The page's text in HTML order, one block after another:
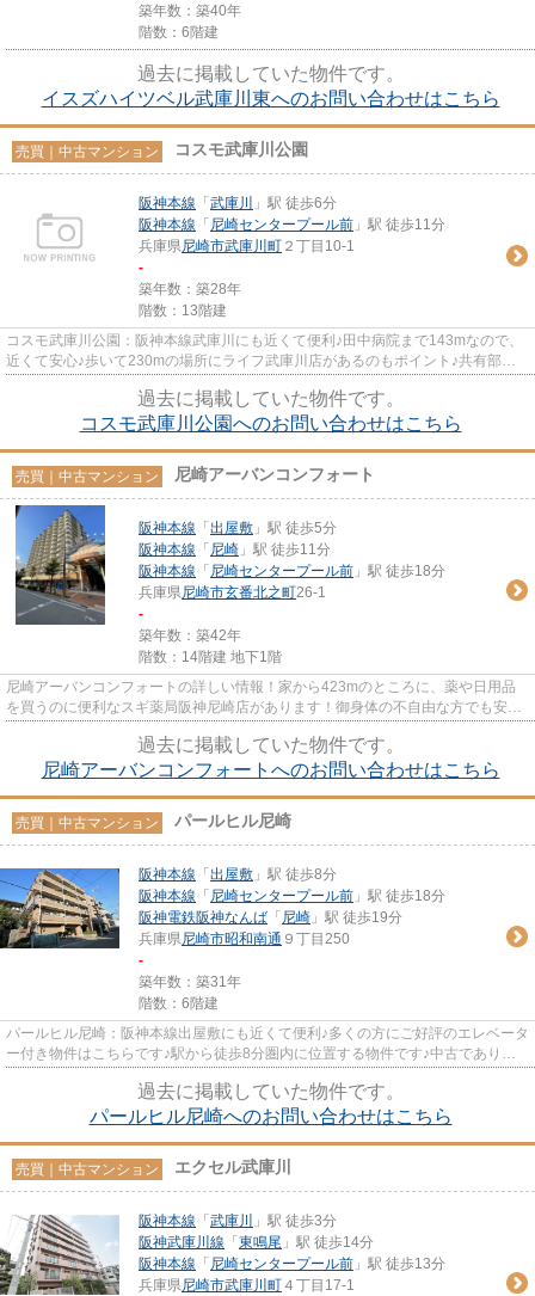
築年数：築40年
階数：6階建
過去に掲載していた物件です。
イスズハイツベル武庫川東へのお問い合わせはこちら
売買｜中古マンション コスモ武庫川公園
阪神本線 「 武庫川
」駅 徒歩6分
阪神本線 「 尼崎センタープール前 」駅 徒歩11分
兵庫県尼崎市武庫川町 ２丁目10-1
-
築年数：築28年
階数：13階建
コスモ武庫川公園：阪神本線武庫川にも近くて便利♪田中病院まで143mなので、
近くて安心♪歩いて230mの場所にライフ武庫川店があるのもポイント♪共有部分
過去に掲載していた物件です。
コスモ武庫川公園へのお問い合わせはこちら
売買｜中古マンション 尼崎アーバンコンフォート
阪神本線 「 出屋敷 」駅 徒歩5分
阪神本線 「 尼崎 」駅 徒歩11分
阪神本線 「 尼崎センタープール前 」駅 徒歩18分
兵庫県尼崎市玄番北之町26-1
-
築年数：築42年
階数：14階建 地下1階
尼崎アーバンコンフォートの詳しい情報！家から423mのところに、薬や日用品
を買うのに便利なスギ薬局阪神尼崎店があります！御身体の不自由な方でも安心
過去に掲載していた物件です。
尼崎アーバンコンフォートへのお問い合わせはこちら
売買｜中古マンション パールヒル尼崎
阪神本線 「 出屋敷 」駅 徒歩8分
阪神本線 「 尼崎センタープール前 」駅 徒歩18分
阪神電鉄阪神なんば 「 尼崎 」駅 徒歩19分
兵庫県尼崎市昭和南通 ９丁目250
-
築年数：築31年
階数：6階建
パールヒル尼崎：阪神本線出屋敷にも近くて便利♪多くの方にご好評のエレベータ
ー付き物件はこちらです♪駅から徒歩8分圏内に位置する物件です♪中古でありな
過去に掲載していた物件です。
パールヒル尼崎へのお問い合わせはこちら
売買｜中古マンション エクセル武庫川
阪神本線 「 武庫川
」駅 徒歩3分
阪神武庫川線 「 東鳴尾 」駅 徒歩14分
阪神本線 「 尼崎センタープール前 」駅 徒歩13分
兵庫県尼崎市武庫川町 ４丁目17-1